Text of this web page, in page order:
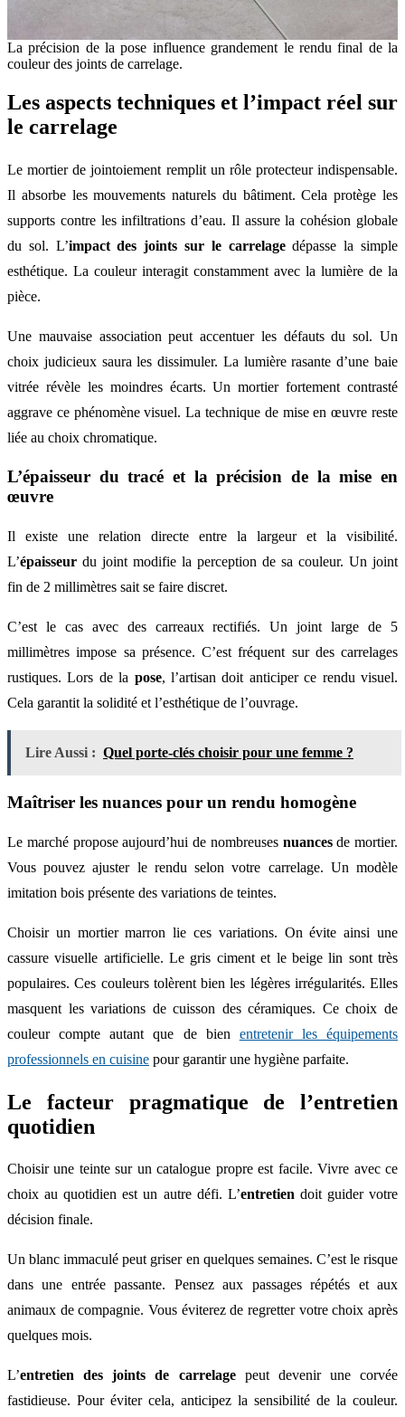
La précision de la pose influence grandement le rendu final de la
couleur des joints de carrelage.
Les aspects techniques et l’impact réel sur
le carrelage
Le mortier de jointoiement remplit un rôle protecteur indispensable.
Il absorbe les mouvements naturels du bâtiment. Cela protège les
supports contre les infiltrations d’eau. Il assure la cohésion globale
du sol. L’impact des joints sur le carrelagedépasse la simple
esthétique. La couleur interagit constamment avec la lumière de la
pièce.
Une mauvaise association peut accentuer les défauts du sol. Un
choix judicieux saura les dissimuler. La lumière rasante d’une baie
vitrée révèle les moindres écarts. Un mortier fortement contrasté
aggrave ce phénomène visuel. La technique de mise en œuvre reste
liée au choix chromatique.
L’épaisseur du tracé et la précision de la mise en
œuvre
Il existe une relation directe entre la largeur et la visibilité.
L’épaisseur du joint modifie la perception de sa couleur. Un joint
fin de 2 millimètres sait se faire discret.
C’est le cas avec des carreaux rectifiés. Un joint large de 5
millimètres impose sa présence. C’est fréquent sur des carrelages
rustiques. Lors de la pose, l’artisan doit anticiper ce rendu visuel.
Cela garantit la solidité et l’esthétique de l’ouvrage.
Lire Aussi : Quel porte-clés choisir pour une femme ?
Maîtriser les nuances pour un rendu homogène
Le marché propose aujourd’hui de nombreuses nuancesde mortier.
Vous pouvez ajuster le rendu selon votre carrelage. Un modèle
imitation bois présente des variations de teintes.
Choisir un mortier marron lie ces variations. On évite ainsi une
cassure visuelle artificielle. Le gris ciment et le beige lin sont très
populaires. Ces couleurs tolèrent bien les légères irrégularités. Elles
masquent les variations de cuisson des céramiques. Ce choix de
couleur compte autant que de bien entretenir les équipements
professionnels en cuisine pour garantir une hygiène parfaite.
Le facteur pragmatique de l’entretien
quotidien
Choisir une teinte sur un catalogue propre est facile. Vivre avec ce
choix au quotidien est un autre défi. L’entretiendoit guider votre
décision finale.
Un blanc immaculé peut griser en quelques semaines. C’est le risque
dans une entrée passante. Pensez aux passages répétés et aux
animaux de compagnie. Vous éviterez de regretter votre choix après
quelques mois.
L’entretien des joints de carrelagepeut devenir une corvée
fastidieuse. Pour éviter cela, anticipez la sensibilité de la couleur.